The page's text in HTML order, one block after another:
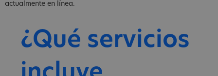
actualmente en línea.
¿Qué servicios